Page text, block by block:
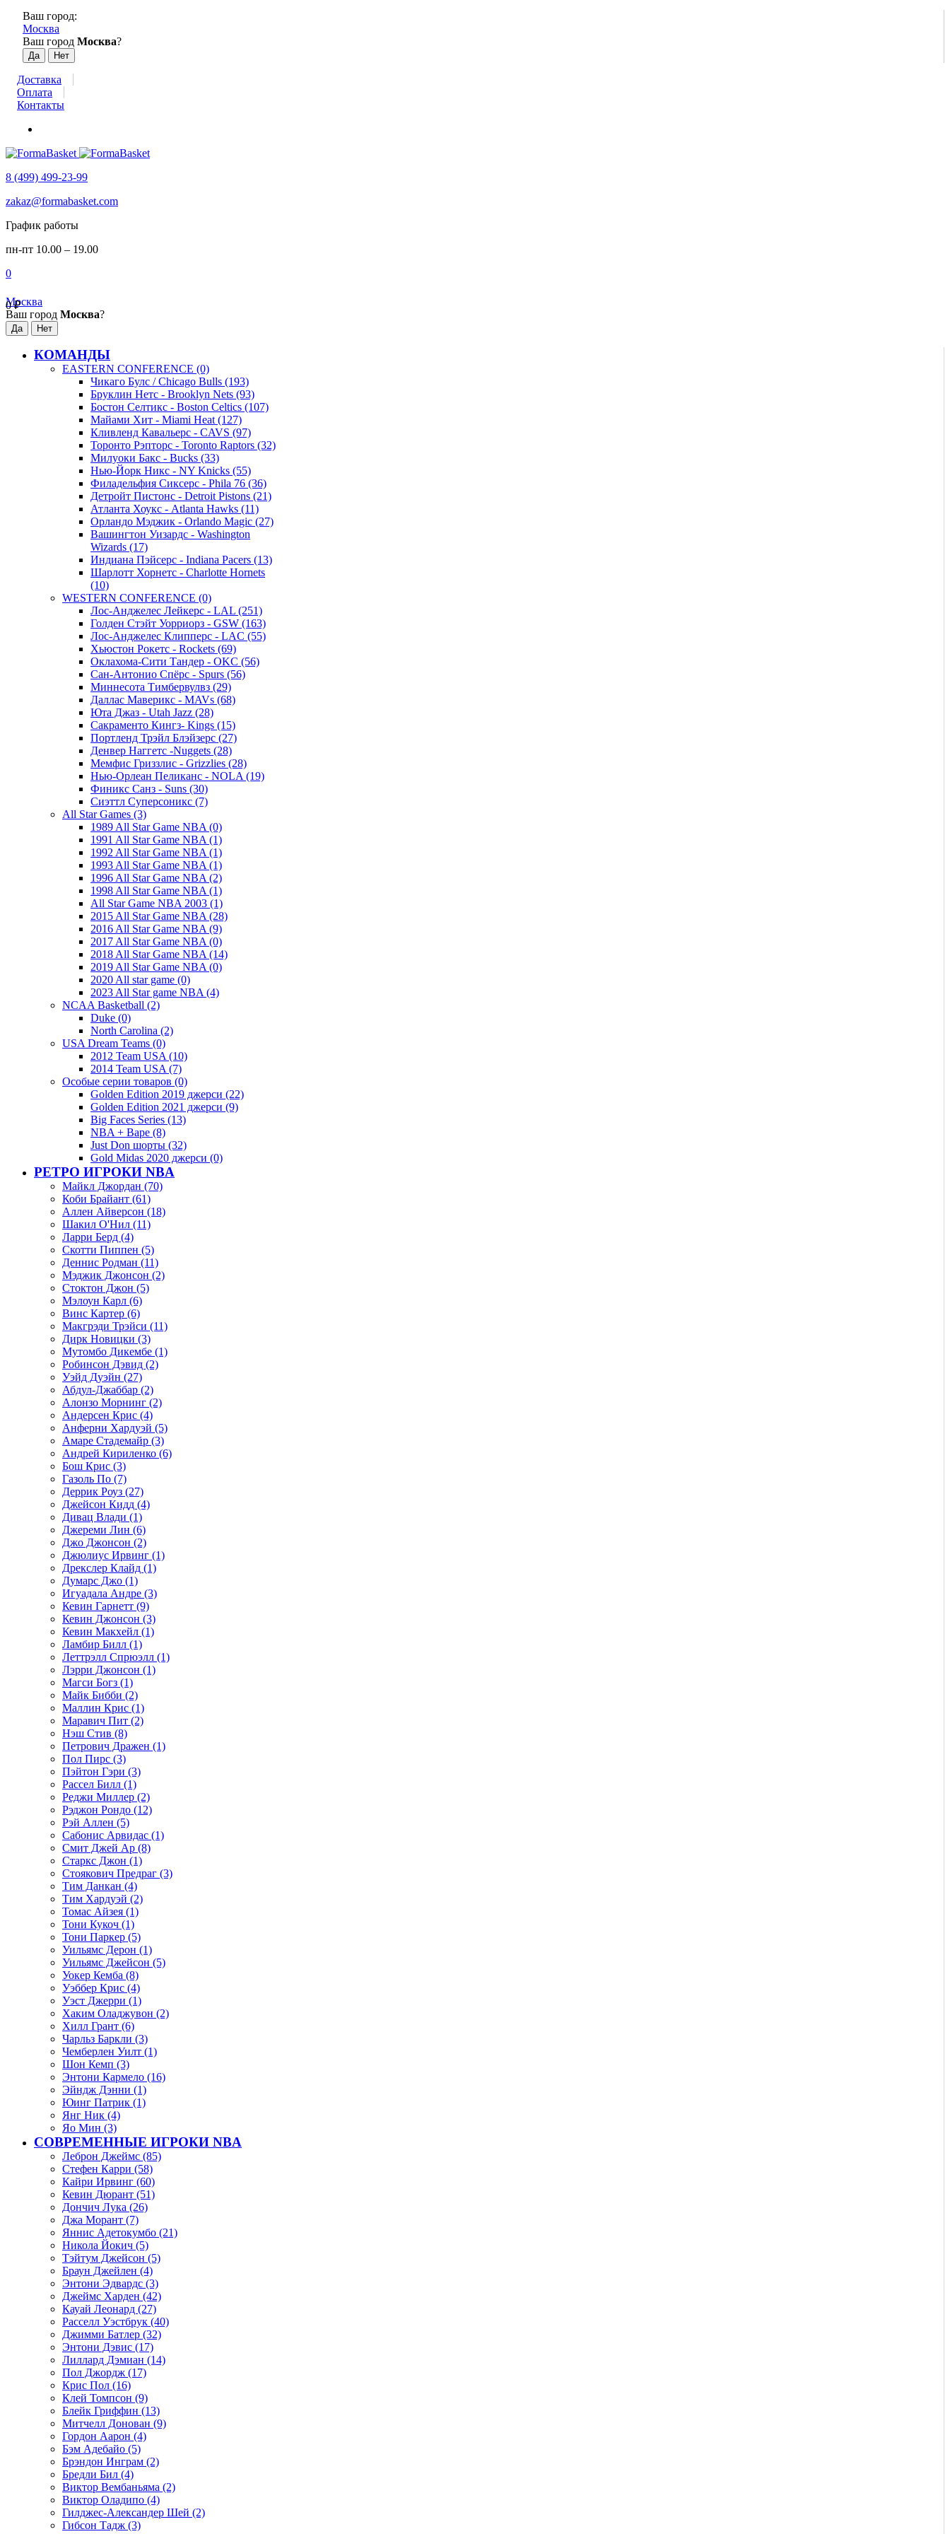
Ваш город:
Москва
Ваш город Москва?
Доставка
Оплата
Контакты
8 (499) 499-23-99
zakaz@formabasket.com
График работы
пн-пт 10.00 – 19.00
0
0₽
Москва
Ваш город Москва?
КОМАНДЫ
EASTERN CONFERENCE (0)
Чикаго Булс / Chicago Bulls (193)
Бруклин Нетс - Brooklyn Nets (93)
Бостон Селтикс - Boston Celtics (107)
Майами Хит - Miami Heat (127)
Кливленд Кавальерс - CAVS (97)
Торонто Рэпторс - Toronto Raptors (32)
Милуоки Бакс - Bucks (33)
Нью-Йорк Никс - NY Knicks (55)
Филадельфия Сиксерс - Phila 76 (36)
Детройт Пистонс - Detroit Pistons (21)
Атланта Хоукс - Atlanta Hawks (11)
Орландо Мэджик - Orlando Magic (27)
Вашингтон Уизардс - Washington
Wizards (17)
Индиана Пэйсерс - Indiana Pacers (13)
Шарлотт Хорнетс - Charlotte Hornets
(10)
WESTERN CONFERENCE (0)
Лос-Анджелес Лейкерс - LAL (251)
Голден Стэйт Уорриорз - GSW (163)
Лос-Анджелес Клипперс - LAC (55)
Хьюстон Рокетс - Rockets (69)
Оклахома-Сити Тандер - OKC (56)
Сан-Антонио Спёрс - Spurs (56)
Миннесота Тимбервулвз (29)
Даллас Маверикс - MAVs (68)
Юта Джаз - Utah Jazz (28)
Сакраменто Кингз- Kings (15)
Портленд Трэйл Блэйзерс (27)
Денвер Наггетс -Nuggets (28)
Мемфис Гриззлис - Grizzlies (28)
Нью-Орлеан Пеликанс - NOLA (19)
Финикс Санз - Suns (30)
Сиэттл Суперсоникс (7)
All Star Games (3)
1989 All Star Game NBA (0)
1991 All Star Game NBA (1)
1992 All Star Game NBA (1)
1993 All Star Game NBA (1)
1996 All Star Game NBA (2)
1998 All Star Game NBA (1)
All Star Game NBA 2003 (1)
2015 All Star Game NBA (28)
2016 All Star Game NBA (9)
2017 All Star Game NBA (0)
2018 All Star Game NBA (14)
2019 All Star Game NBA (0)
2020 All star game (0)
2023 All Star game NBA (4)
NCAA Basketball (2)
Duke (0)
North Carolina (2)
USA Dream Teams (0)
2012 Team USA (10)
2014 Team USA (7)
Особые серии товаров (0)
Golden Edition 2019 джерси (22)
Golden Edition 2021 джерси (9)
Big Faces Series (13)
NBA + Bape (8)
Just Don шорты (32)
Gold Midas 2020 джерси (0)
РЕТРО ИГРОКИ NBA
Майкл Джордан (70)
Коби Брайант (61)
Аллен Айверсон (18)
Шакил О'Нил (11)
Ларри Берд (4)
Скотти Пиппен (5)
Деннис Родман (11)
Мэджик Джонсон (2)
Стоктон Джон (5)
Мэлоун Карл (6)
Винс Картер (6)
Макгрэди Трэйси (11)
Дирк Новицки (3)
Мутомбо Дикембе (1)
Робинсон Дэвид (2)
Уэйд Дуэйн (27)
Абдул-Джаббар (2)
Алонзо Морнинг (2)
Андерсен Крис (4)
Анферни Xардуэй (5)
Амаре Стадемайр (3)
Андрей Кириленко (6)
Бош Крис (3)
Газоль По (7)
Деррик Роуз (27)
Джейсон Кидд (4)
Дивац Влади (1)
Джереми Лин (6)
Джо Джонсон (2)
Джюлиус Ирвинг (1)
Дрекслер Клайд (1)
Думарс Джо (1)
Игуадала Андре (3)
Кевин Гарнетт (9)
Кевин Джонсон (3)
Кевин Макхейл (1)
Ламбир Билл (1)
Леттрэлл Спрюэлл (1)
Лэрри Джонсон (1)
Магси Богз (1)
Майк Бибби (2)
Маллин Крис (1)
Маравич Пит (2)
Нэш Стив (8)
Петрович Дражен (1)
Пол Пирс (3)
Пэйтон Гэри (3)
Рассел Билл (1)
Реджи Миллер (2)
Рэджон Рондо (12)
Рэй Аллен (5)
Сабонис Арвидас (1)
Смит Джей Ар (8)
Старкс Джон (1)
Стоякович Предраг (3)
Тим Данкан (4)
Тим Хардуэй (2)
Томас Айзея (1)
Тони Кукоч (1)
Тони Паркер (5)
Уильямс Дерон (1)
Уильямс Джейсон (5)
Уокер Кемба (8)
Уэббер Крис (4)
Уэст Джерри (1)
Хаким Оладжувон (2)
Хилл Грант (6)
Чарльз Баркли (3)
Чемберлен Уилт (1)
Шон Кемп (3)
Энтони Кармело (16)
Эйндж Дэнни (1)
Юинг Патрик (1)
Янг Ник (4)
Яо Мин (3)
СОВРЕМЕННЫЕ ИГРОКИ NBA
Леброн Джеймс (85)
Стефен Карри (58)
Кайри Ирвинг (60)
Кевин Дюрант (51)
Дончич Лука (26)
Джа Морант (7)
Яннис Адетокумбо (21)
Никола Йокич (5)
Тэйтум Джейсон (5)
Браун Джейлен (4)
Энтони Эдвардс (3)
Джеймс Харден (42)
Кауай Леонард (27)
Расселл Уэстбрук (40)
Джимми Батлер (32)
Энтони Дэвис (17)
Лиллард Дэмиан (14)
Пол Джордж (17)
Крис Пол (16)
Клей Томпсон (9)
Блейк Гриффин (13)
Митчелл Донован (9)
Гордон Аарон (4)
Бэм Адебайо (5)
Брэндон Инграм (2)
Бредли Бил (4)
Виктор Вембаньяма (2)
Виктор Оладипо (4)
Гилджес-Александер Шей (2)
Гибсон Тадж (3)